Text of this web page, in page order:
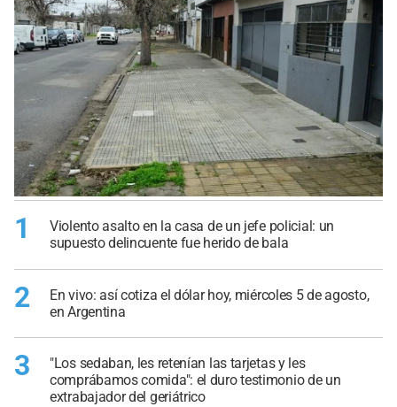
1
Violento asalto en la casa de un jefe policial: un
supuesto delincuente fue herido de bala
2
En vivo: así cotiza el dólar hoy, miércoles 5 de agosto,
en Argentina
3
"Los sedaban, les retenían las tarjetas y les
comprábamos comida": el duro testimonio de un
extrabajador del geriátrico